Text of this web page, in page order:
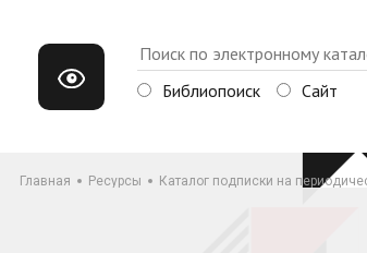
Библиопоиск Сайт
Главная Ресурсы Каталог подписки на